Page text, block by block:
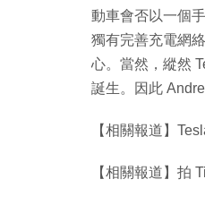
動車會否以一個
獨有完善充電網
心。當然，縱然
誕生。因此
【相關報道】
【相關報道】拍